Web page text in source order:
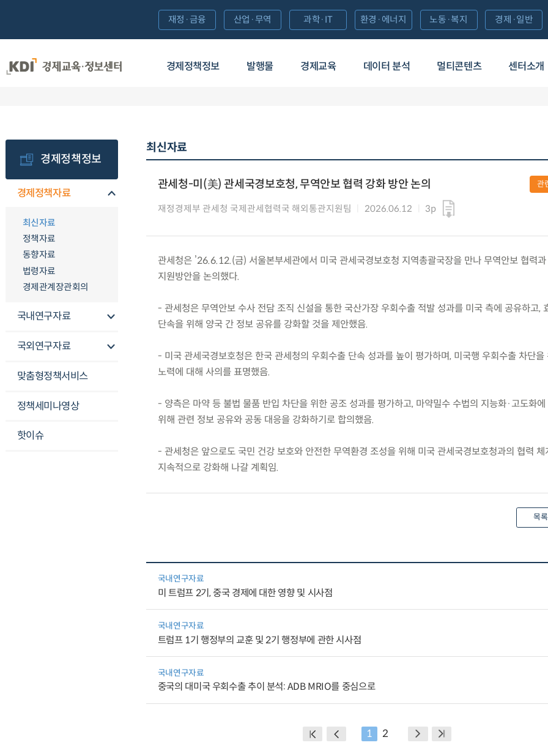
경제정책정보 발행물 경제교육 데이터 분석 멀티콘텐츠 센터소개
재정·금융 산업·무역 과학·IT 환경·에너지 노동·복지 경제·일반
경제정책정보
경제정책자료
최신자료
정책자료
동향자료
법령자료
경제관계장관회의
국내연구자료
국외연구자료
맞춤형정책서비스
정책세미나영상
핫이슈
최신자료
관세청-미(美) 관세국경보호청, 무역안보 협력 강화 방안 논의
재정경제부 관세청 국제관세협력국 해외통관지원팀 2026.06.12 3p
관
관세청은 ’26.6.12.(금) 서울본부세관에서 미국 관세국경보호청 지역총괄국장을 만나 무역안보 협력과
지원방안을 논의했다.
- 관세청은 무역안보 수사 전담 조직 신설을 통한 국산가장 우회수출 적발 성과를 미국 측에 공유하고,
단속을 위해 양국 간 정보 공유를 강화할 것을 제안했음.
- 미국 관세국경보호청은 한국 관세청의 우회수출 단속 성과를 높이 평가하며, 미국행 우회수출 차단을
노력에 대해 사의를 표명했음.
- 양측은 마약 등 불법 물품 반입 차단을 위한 공조 성과를 평가하고, 마약밀수 수법의 지능화·고도화에
위해 관련 정보 공유와 공동 대응을 강화하기로 합의했음.
- 관세청은 앞으로도 국민 건강 보호와 안전한 무역환경 조성을 위해 미국 관세국경보호청과의 협력 체
지속적으로 강화해 나갈 계획임.
목록
국내연구자료
미 트럼프 2기, 중국 경제에 대한 영향 및 시사점
국내연구자료
트럼프 1기 행정부의 교훈 및 2기 행정부에 관한 시사점
국내연구자료
중국의 대미국 우회수출 추이 분석: ADB MRIO를 중심으로
1 2